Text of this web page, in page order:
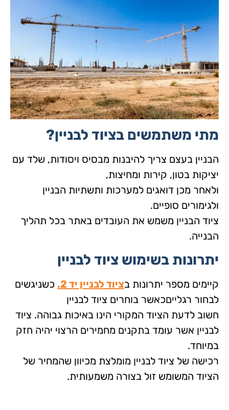
מתי משתמשים בציוד לבניין?
הבניין בעצם צריך להיבנות מבסיס ויסודות, שלד עם
יציקות בטון, קירות ומחיצות,
ולאחר מכן דואגים למערכות ותשתיות הבניין
ולגימורים סופיים.
ציוד הבניין משמש את העובדים באתר בכל תהליך
הבנייה.
יתרונות בשימוש ציוד לבניין
קיימים מספר יתרונות בציוד לבניין יד 2.
כשניגשים
לבחור רגלייםכאשר בוחרים ציוד לבניין
חשוב לדעת הציוד המקורי הינו באיכות גבוהה. ציוד
לבניין אשר עומד בתקנים מחמירים הרצוי יהיה חזק
במיוחד.
רכישה של ציוד לבניין מומלצת מכיוון שהמחיר של
הציוד המשומש זול בצורה משמעותית.